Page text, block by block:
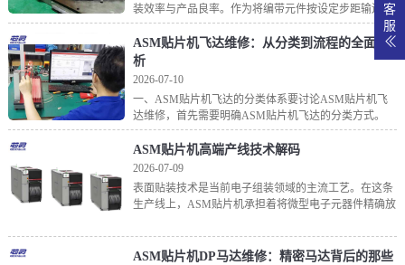
装效率与产品良率。作为将编带元件按设定步距输送至
拾取位置的精密机电一体化装置，飞达长期处于高负荷
运转状态，机械磨损、电气老化和系统偏差三类故障难
以避
ASM贴片机飞达维修：从分类到流程的全面解
析
2026-07-10
一、ASM贴片机飞达的分类体系要讨论ASM贴片机飞
达维修，首先需要明确ASM贴片机飞达的分类方式。
ASM贴片机飞达主要按适用料带宽度划分，常见规格包
括8mm、12mm、16mm、24mm、32mm、4
ASM贴片机高端产线技术解码
2026-07-09
表面贴装技术是当前电子组装领域的主流工艺。在这条
生产线上，ASM贴片机承担着将微型电子元器件精确放
程、ASM设备的技术特点及其适用领域三个层面进行说
明。
ASM贴片机DP马达维修：精密马达背后的那些
客
服